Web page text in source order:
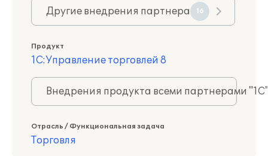
Другие внедрения партнера 16
Продукт
1С:Управление торговлей 8
Внедрения продукта всеми партнерами
Отрасль / Функциональная задача
Торговля